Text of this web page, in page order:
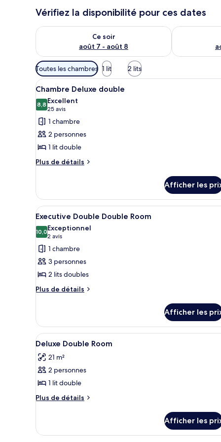
Vérifiez la disponibilité pour ces dates
Ce soir
août 7 - août 8
Vérifier la disponibilité pour ce soir août 7 - août 8
Vérifier la
Filtres
disponibles
pour
les
chambres
Toutes les chambres 1 lit 2 lits
Afficher
toutes
les
photos
pour
ce
type
de
Deluxe
double
Une chambre d’hôtel avec
7
Chambre Deluxe double
8,88,8 sur 10
Excellent
25 avis
(25 avis)
1 chambre
2 personnes
1 lit double
Plus de détails
Plus
Chambre
Deluxe
double
Afficher les
Afficher
toutes
les
photos
pour
ce
type
de
Double
Double
Room
Une chambre d’hôtel avec
8
Executive Double Double Room
10,010,0 sur 10
Exceptionnel
2 avis
(2 avis)
1 chambre
3 personnes
2 lits doubles
Plus de détails
Plus
Executive
Double
Double
Afficher les
Afficher
toutes
les
photos
pour
ce
chambre :
Système d’insonorisation, fer
1
Deluxe Double Room
21 m²
2 personnes
1 lit double
Plus de détails
Plus
Deluxe
Afficher les